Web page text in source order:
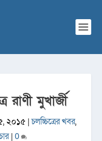
রাণী মুখার্জী
২০১৫|চলচ্চিত্রের খবর,
| 0